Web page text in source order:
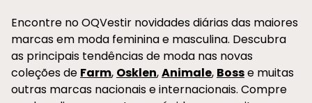
Encontre no OQVestir novidades diárias das maiores
marcas em moda feminina e masculina. Descubra
as principais tendências de moda nas novas
coleções de Farm, Osklen,Animale, Bosse muitas
outras marcas nacionais e internacionais. Compre